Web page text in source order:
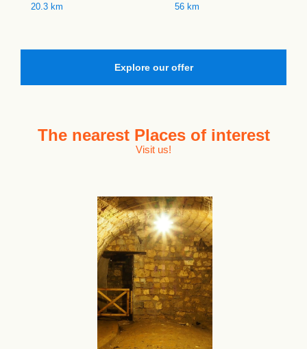
20.3 km
56 km
Explore our offer
The nearest Places of interest
Visit us!